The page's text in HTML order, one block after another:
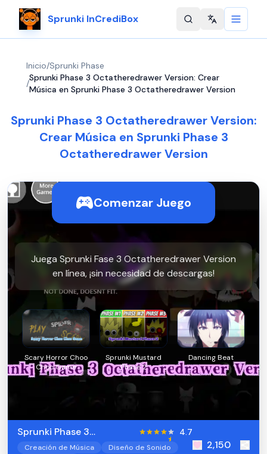
Sprunki InCrediBox Change
Inicio/Sprunki Phase
/
Sprunki Phase 3 Octatheredrawer Version: Crear
Música en Sprunki Phase 3 Octatheredrawer Version
Sprunki Phase 3 Octatheredrawer Version:
Crear Música en Sprunki Phase 3
Octatheredrawer Version
Comenzar Juego
Juega Sprunki Fase 3 Octatheredrawer Version
en línea, ¡sin necesidad de descargas!
Scary Horror Choo
Choo Game
Sprunki Mustard
Phase 2
Dancing Beat
Sprunki Phase 3
Octatheredrawer Version
4.7
Creación de Música
Diseño de Sonido
2,150